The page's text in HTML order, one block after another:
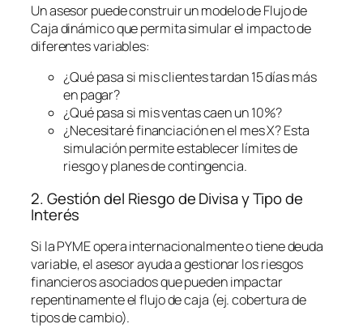
Un asesor puede construir un modelo de Flujo de
Caja dinámico que permita simular el impacto de
diferentes variables:
¿Qué pasa si mis clientes tardan 15 días más
en pagar?
¿Qué pasa si mis ventas caen un 10%?
¿Necesitaré financiación en el mes X? Esta
simulación permite establecer límites de
riesgo y planes de contingencia.
2. Gestión del Riesgo de Divisa y Tipo de
Interés
Si la PYME opera internacionalmente o tiene deuda
variable, el asesor ayuda a gestionar los riesgos
financieros asociados que pueden impactar
repentinamente el flujo de caja (ej. cobertura de
tipos de cambio).